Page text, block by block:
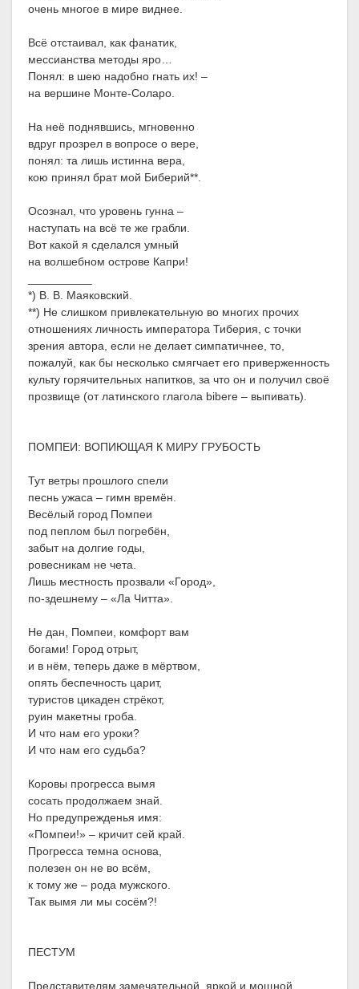
очень многое в мире виднее.
Всё отстаивал, как фанатик,
мессианства методы яро…
Понял: в шею надобно гнать их! –
на вершине Монте-Соларо.
На неё поднявшись, мгновенно
вдруг прозрел в вопросе о вере,
понял: та лишь истинна вера,
кою принял брат мой Биберий**.
Осознал, что уровень гунна –
наступать на всё те же грабли.
Вот какой я сделался умный
на волшебном острове Капри!
*) В. В. Маяковский.
**) Не слишком привлекательную во многих прочих
отношениях личность императора Тиберия, с точки
зрения автора, если не делает симпатичнее, то,
пожалуй, как бы несколько смягчает его приверженность
культу горячительных напитков, за что он и получил своё
прозвище (от латинского глагола bibere – выпивать).
ПОМПЕИ: ВОПИЮЩАЯ К МИРУ ГРУБОСТЬ
Тут ветры прошлого спели
песнь ужаса – гимн времён.
Весёлый город Помпеи
под пеплом был погребён,
забыт на долгие годы,
ровесникам не чета.
Лишь местность прозвали «Город»,
по-здешнему – «Ла Читта».
Не дан, Помпеи, комфорт вам
богами! Город отрыт,
и в нём, теперь даже в мёртвом,
опять беспечность царит,
туристов цикаден стрёкот,
руин макетны гроба.
И что нам его уроки?
И что нам его судьба?
Коровы прогресса вымя
сосать продолжаем знай.
Но предупрежденья имя:
«Помпеи!» – кричит сей край.
Прогресса темна основа,
полезен он не во всём,
к тому же – рода мужского.
Так вымя ли мы сосём?!
ПЕСТУМ
Представителям замечательной, яркой и мощной